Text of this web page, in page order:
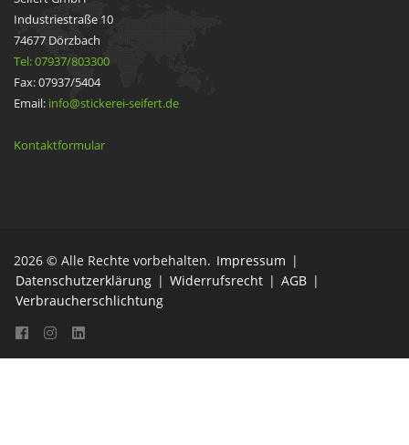
Industriestraße 10
74677 Dörzbach
Tel: 07937/803300
Fax: 07937/5404
Email: info@stickerei-seifert.de
Kontaktformular
2026 © Alle Rechte vorbehalten. Impressum |
Datenschutzerklärung | Widerrufsrecht | AGB |
Verbraucherschlichtung